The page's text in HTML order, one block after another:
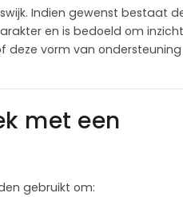
Indien gewenst bestaat
en is bedoeld om
vorm van
met een
gebruikt om: